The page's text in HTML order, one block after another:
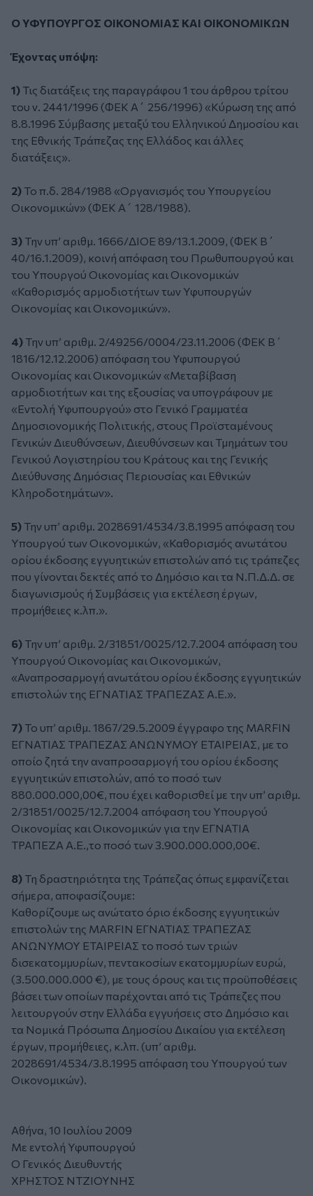
Ο ΥΦΥΠΟΥΡΓΟΣ ΟΙΚΟΝΟΜΙΑΣ ΚΑΙ ΟΙΚΟΝΟΜΙΚΩΝ
Έχοντας υπόψη:
1) Τις διατάξεις της παραγράφου 1 του άρθρου τρίτου
του ν. 2441/1996 (ΦΕΚ Α΄ 256/1996) «Κύρωση της από
8.8.1996 Σύμβασης μεταξύ του Ελληνικού Δημοσίου και
της Εθνικής Τράπεζας της Ελλάδος και άλλες
διατάξεις».
2) Το π.δ. 284/1988 «Οργανισμός του Υπουργείου
Οικονομικών» (ΦΕΚ Α΄ 128/1988).
3) Την υπ’ αριθμ. 1666/ΔΙΟΕ 89/13.1.2009, (ΦΕΚ Β΄
40/16.1.2009), κοινή απόφαση του Πρωθυπουργού και
του Υπουργού Οικονομίας και Οικονομικών
«Καθορισμός αρμοδιοτήτων των Υφυπουργών
Οικονομίας και Οικονομικών».
4) Την υπ’ αριθμ. 2/49256/0004/23.11.2006 (ΦΕΚ Β΄
1816/12.12.2006) απόφαση του Υφυπουργού
Οικονομίας και Οικονομικών «Μεταβίβαση
αρμοδιοτήτων και της εξουσίας να υπογράφουν με
«Εντολή Υφυπουργού» στο Γενικό Γραμματέα
Δημοσιονομικής Πολιτικής, στους Προϊσταμένους
Γενικών Διευθύνσεων, Διευθύνσεων και Τμημάτων του
Γενικού Λογιστηρίου του Κράτους και της Γενικής
Διεύθυνσης Δημόσιας Περιουσίας και Εθνικών
Κληροδοτημάτων».
5) Την υπ’ αριθμ. 2028691/4534/3.8.1995 απόφαση του
Υπουργού των Οικονομικών, «Καθορισμός ανωτάτου
ορίου έκδοσης εγγυητικών επιστολών από τις τράπεζες
που γίνονται δεκτές από το Δημόσιο και τα Ν.Π.Δ.Δ. σε
διαγωνισμούς ή Συμβάσεις για εκτέλεση έργων,
προμήθειες κ.λπ.».
6) Την υπ’ αριθμ. 2/31851/0025/12.7.2004 απόφαση του
Υπουργού Οικονομίας και Οικονομικών,
«Αναπροσαρμογή ανωτάτου ορίου έκδοσης εγγυητικών
επιστολών της ΕΓΝΑΤΙΑΣ ΤΡΑΠΕΖΑΣ Α.Ε.».
7) Το υπ’ αριθμ. 1867/29.5.2009 έγγραφο της MARFIN
ΕΓΝΑΤΙΑΣ ΤΡΑΠΕΖΑΣ ΑΝΩΝΥΜΟΥ ΕΤΑΙΡΕΙΑΣ, με το
οποίο ζητά την αναπροσαρμογή του ορίου έκδοσης
εγγυητικών επιστολών, από το ποσό των
880.000.000,00€, που έχει καθορισθεί με την υπ’ αριθμ.
2/31851/0025/12.7.2004 απόφαση του Υπουργού
Οικονομίας και Οικονομικών για την ΕΓΝΑΤΙΑ
ΤΡΑΠΕΖΑ Α.Ε.,το ποσό των 3.900.000.000,00€.
8) Τη δραστηριότητα της Τράπεζας όπως εμφανίζεται
σήμερα, αποφασίζουμε:
Καθορίζουμε ως ανώτατο όριο έκδοσης εγγυητικών
επιστολών της MARFIN ΕΓΝΑΤΙΑΣ ΤΡΑΠΕΖΑΣ
ΑΝΩΝΥΜΟΥ ΕΤΑΙΡΕΙΑΣ το ποσό των τριών
δισεκατομμυρίων, πεντακοσίων εκατομμυρίων ευρώ,
(3.500.000.000 €), με τους όρους και τις προϋποθέσεις
βάσει των οποίων παρέχονται από τις Τράπεζες που
λειτουργούν στην Ελλάδα εγγυήσεις στο Δημόσιο και
τα Νομικά Πρόσωπα Δημοσίου Δικαίου για εκτέλεση
έργων, προμήθειες, κ.λπ. (υπ’ αριθμ.
2028691/4534/3.8.1995 απόφαση του Υπουργού των
Οικονομικών).
Αθήνα, 10 Ιουλίου 2009
Με εντολή Υφυπουργού
Ο Γενικός Διευθυντής
ΧΡΗΣΤΟΣ ΝΤΖΙΟΥΝΗΣ